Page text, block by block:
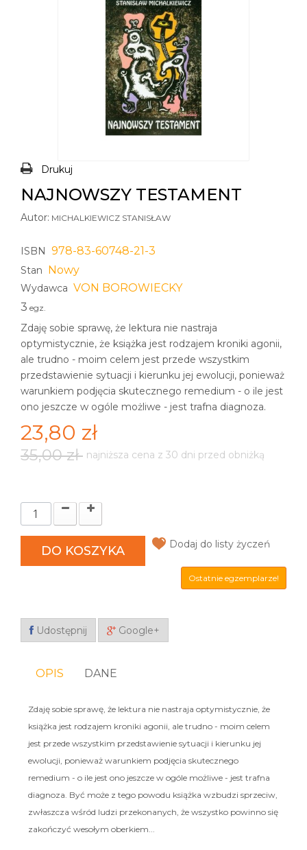
Drukuj
NAJNOWSZY TESTAMENT
Autor: MICHALKIEWICZ STANISŁAW
ISBN 978-83-60748-21-3
Stan Nowy
Wydawca VON BOROWIECKY
3 egz.
Zdaję sobie sprawę, że lektura nie nastraja
optymistycznie, że książka jest rodzajem kroniki agonii,
ale trudno - moim celem jest przede wszystkim
przedstawienie sytuacji i kierunku jej ewolucji, ponieważ
warunkiem podjęcia skutecznego remedium - o ile jest
ono jeszcze w ogóle możliwe - jest trafna diagnoza.
23,80 zł
35,00 zł najniższa cena z 30 dni przed obniżką
DO KOSZYKA Dodaj do listy życzeń
Ostatnie egzemplarze!
Udostępnij Google+
OPIS DANE
Zdaję sobie sprawę, że lektura nie nastraja optymistycznie, że
książka jest rodzajem kroniki agonii, ale trudno - moim celem
jest przede wszystkim przedstawienie sytuacji i kierunku jej
ewolucji, ponieważ warunkiem podjęcia skutecznego
remedium - o ile jest ono jeszcze w ogóle możliwe - jest trafna
diagnoza. Być może z tego powodu książka wzbudzi sprzeciw,
zwłaszcza wśród ludzi przekonanych, że wszystko powinno się
zakończyć wesołym oberkiem...